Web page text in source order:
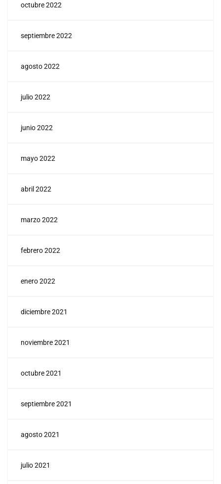
octubre 2022
septiembre 2022
agosto 2022
julio 2022
junio 2022
mayo 2022
abril 2022
marzo 2022
febrero 2022
enero 2022
diciembre 2021
noviembre 2021
octubre 2021
septiembre 2021
agosto 2021
julio 2021